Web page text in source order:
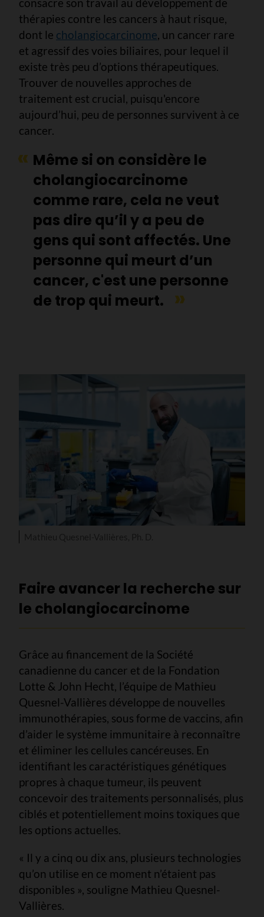
thérapies contre les cancers à haut risque,
dont le cholangiocarcinome, un cancer rare
et agressif des voies biliaires, pour lequel il
existe très peu d’options thérapeutiques.
Trouver de nouvelles approches de
traitement est crucial, puisqu'encore
aujourd’hui, peu de personnes survivent à ce
cancer.
Même si on considère le
cholangiocarcinome
comme rare, cela ne veut
pas dire qu’il y a peu de
gens qui sont affectés. Une
personne qui meurt d’un
cancer, c'est une personne
de trop qui meurt.
Faire avancer la recherche sur
le cholangiocarcinome
Grâce au financement de la Société
canadienne du cancer et de la Fondation
Lotte & John Hecht, l’équipe de Mathieu
Quesnel-Vallières développe de nouvelles
immunothérapies, sous forme de vaccins, afin
d’aider le système immunitaire à reconnaître
et éliminer les cellules cancéreuses. En
identifiant les caractéristiques génétiques
propres à chaque tumeur, ils peuvent
concevoir des traitements personnalisés, plus
ciblés et potentiellement moins toxiques que
les options actuelles.
« Il y a cinq ou dix ans, plusieurs technologies
qu’on utilise en ce moment n’étaient pas
disponibles », souligne Mathieu Quesnel-
Vallières.